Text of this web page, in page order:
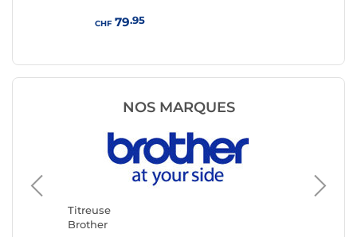
CHF79.95
NOS MARQUES
Titreuse
Brother
Titreuse
DYMO